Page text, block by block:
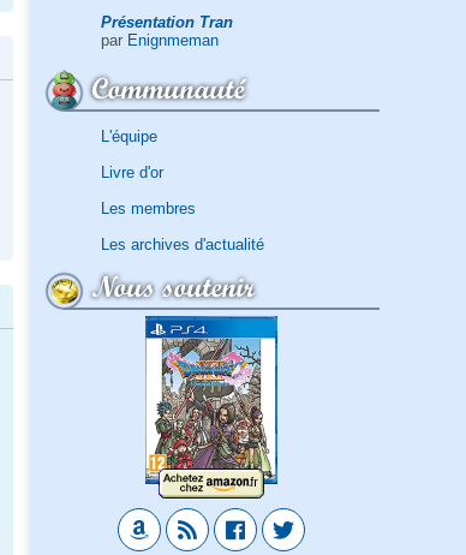
Présentation Tran
par Enignmeman
Communauté
L'équipe
Livre d'or
Les membres
Les archives d'actualité
Nous soutenir